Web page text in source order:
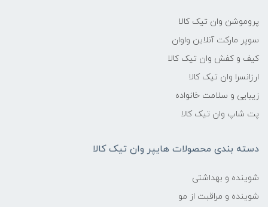
پروموشن وان تیک کالا
سوپر مارکت آنلاین واوان
کیف و کفش وان تیک کالا
ارزانسرا وان تیک کالا
زیبایی و سلامت خانواده
پت شاپ وان تیک کالا
دسته بندی محصولات هایپر وان تیک کالا
شوینده و بهداشتی
شوینده و مراقبت از مو